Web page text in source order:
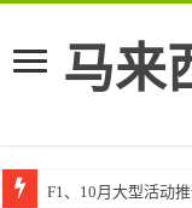
马来
F1、10月大型活动